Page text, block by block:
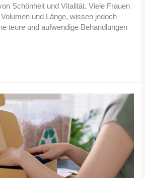
Schönheit und Vitalität. Viele Frauen
und Länge, wissen jedoch
teure und aufwendige Behandlungen